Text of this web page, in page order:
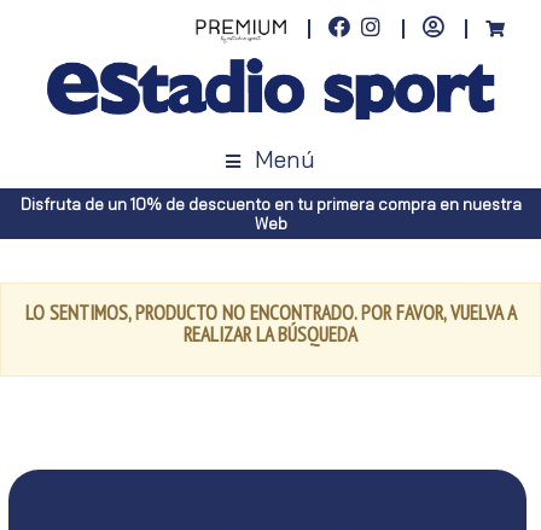
Menú
Disfruta de un 10% de descuento en tu primera compra en nuestra
Web
LO SENTIMOS, PRODUCTO NO ENCONTRADO. POR FAVOR, VUELVA A
REALIZAR LA BÚSQUEDA